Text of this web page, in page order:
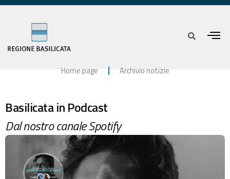
Home page Archivio notizie
Basilicata in Podcast
Dal nostro canale Spotify